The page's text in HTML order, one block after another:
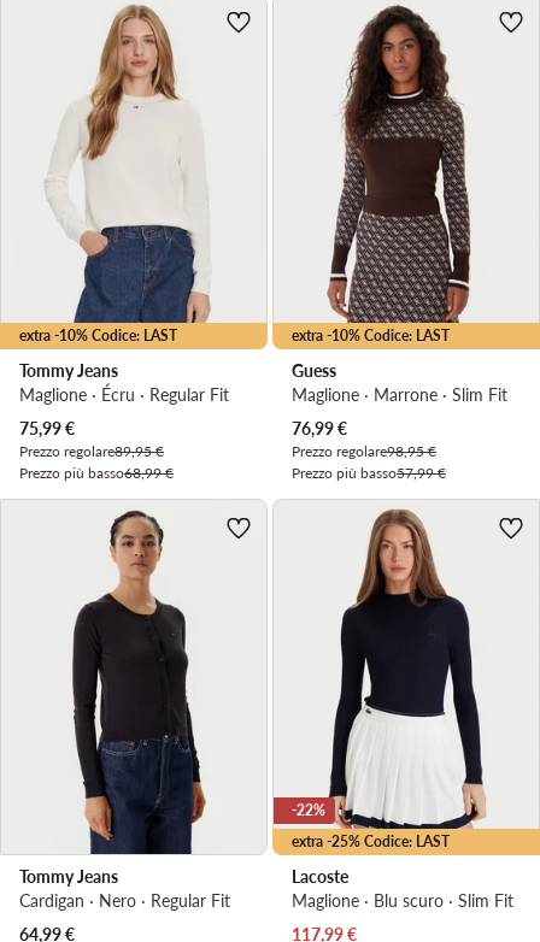
extra -10% Codice: LAST
Tommy Jeans
Maglione · Écru · Regular Fit
Prezzo attuale
75,99€
Prezzo regolare89,95 €
Prezzo più basso68,99 €
extra -10% Codice: LAST
Guess
Maglione · Marrone · Slim Fit
Prezzo attuale
76,99€
Prezzo regolare98,95 €
Prezzo più basso57,99 €
Tommy Jeans
Cardigan · Nero · Regular Fit
Prezzo attuale
64,99€
extra -25% Codice: LAST
-22%
Lacoste
Maglione · Blu scuro · Slim Fit
Prezzo attuale
117,99€